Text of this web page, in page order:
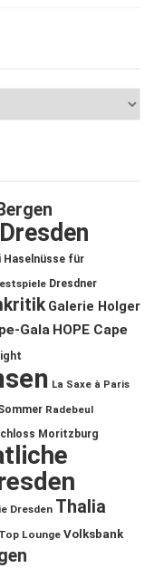
Haselnüsse für
Dresdner
Galerie Holger
Gala HOPE Cape
La Saxe à Paris
Radebeul
Moritzburg
Dresden Thalia
Top Lounge Volksbank